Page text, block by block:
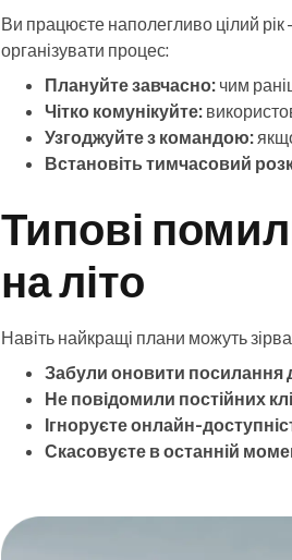
Ви працюєте наполегливо цілий
організувати процес:
Плануйте завчасно: чим
Чітко комунікуйте:
Узгоджуйте з командою:
Встановіть тимчасовий
Типові
на літо
Навіть найкращі плани можуть
Забули оновити
Не повідомили постійних
Ігноруєте онлайн-
Скасовуєте в останній